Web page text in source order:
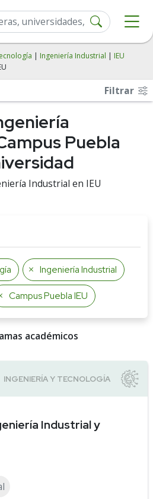
| Ingeniería Industrial | IEU
Filtrar
Puebla
Industrial en IEU
Ingeniería Industrial
Campus Puebla IEU
académicos
Industrial y